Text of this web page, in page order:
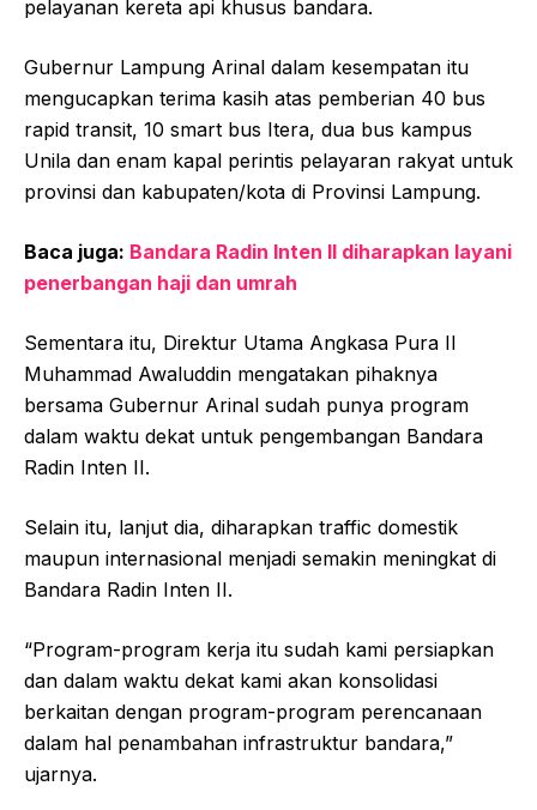
pelayanan kereta api khusus bandara.
Gubernur Lampung Arinal dalam kesempatan itu
mengucapkan terima kasih atas pemberian 40 bus
rapid transit, 10 smart bus Itera, dua bus kampus
Unila dan enam kapal perintis pelayaran rakyat untuk
provinsi dan kabupaten/kota di Provinsi Lampung.
Baca juga: Bandara Radin Inten II diharapkan layani
penerbangan haji dan umrah
Sementara itu, Direktur Utama Angkasa Pura II
Muhammad Awaluddin mengatakan pihaknya
bersama Gubernur Arinal sudah punya program
dalam waktu dekat untuk pengembangan Bandara
Radin Inten II.
Selain itu, lanjut dia, diharapkan traffic domestik
maupun internasional menjadi semakin meningkat di
Bandara Radin Inten II.
“Program-program kerja itu sudah kami persiapkan
dan dalam waktu dekat kami akan konsolidasi
berkaitan dengan program-program perencanaan
dalam hal penambahan infrastruktur bandara,”
ujarnya.